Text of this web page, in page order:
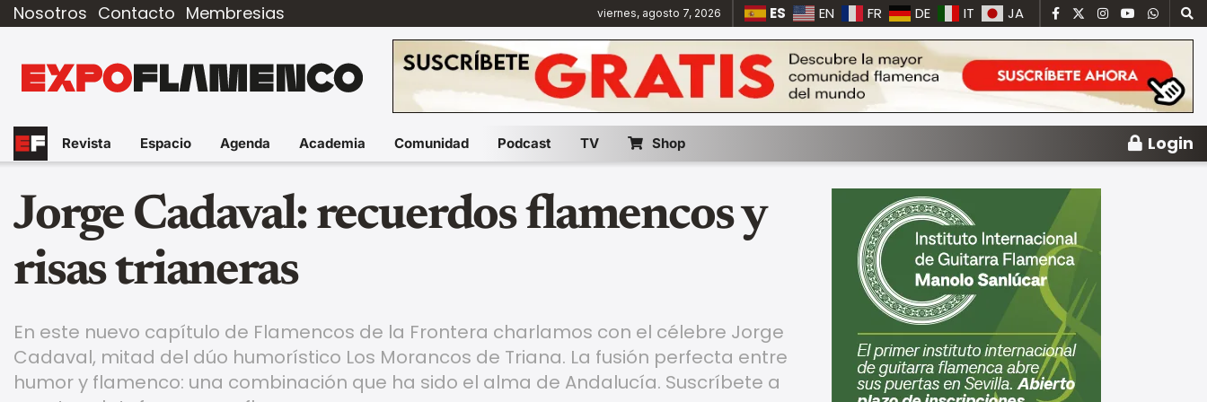
Nosotros Contacto Membresias viernes, agosto 7, 2026 ES EN FR DE IT JA
Revista Espacio Agenda Academia Comunidad Podcast TV Shop Login
Jorge Cadaval: recuerdos flamencos y
risas trianeras
En este nuevo capítulo de Flamencos de la Frontera charlamos con el célebre Jorge
Cadaval, mitad del dúo humorístico Los Morancos de Triana. La fusión perfecta entre
humor y flamenco: una combinación que ha sido el alma de Andalucía. Suscríbete a